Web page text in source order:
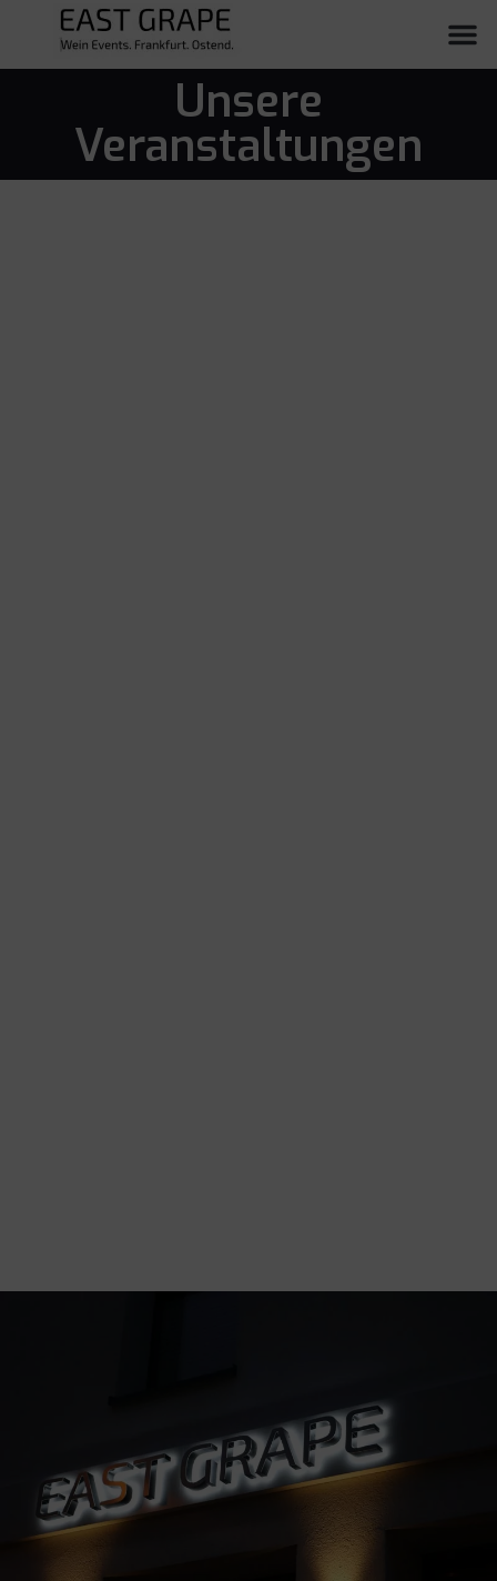
Unsere
Veranstaltungen